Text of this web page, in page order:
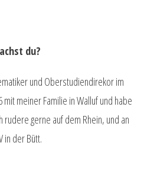
du?
und Oberstudiendirekor im
meiner Familie in Walluf und habe
rudere gerne auf dem Rhein, und an
in der Bütt.